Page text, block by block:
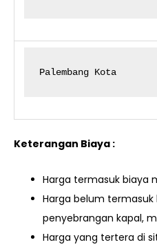
Palembang Kota
Keterangan Biaya :
Harga termasuk biaya
Harga belum termasuk
penyebrangan kapal,
Harga yang tertera di